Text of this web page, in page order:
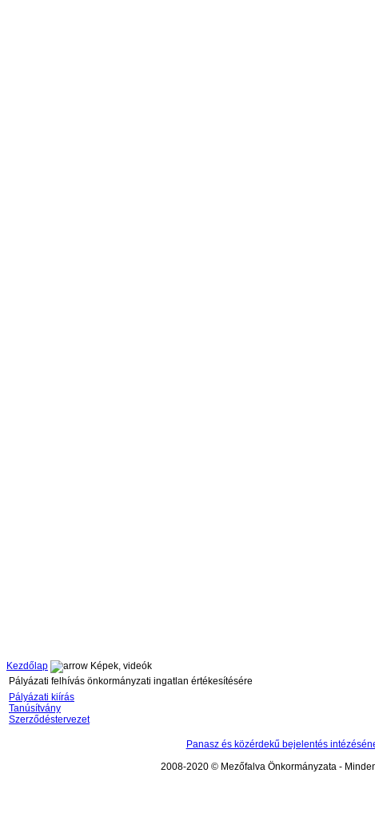
Kezdőlap
Képek, videók
Pályázati felhívás önkormányzati ingatlan értékesítésére
Pályázati kiírás
Tanúsítvány
Szerződéstervezet
Panasz és közérdekű bejelentés
2008-2020 © Mezőfalva Önkormányzata -